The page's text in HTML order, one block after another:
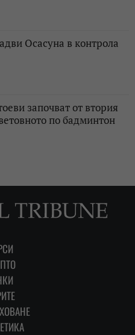
Осасуна в контрола
започват от втория
по бадминтон